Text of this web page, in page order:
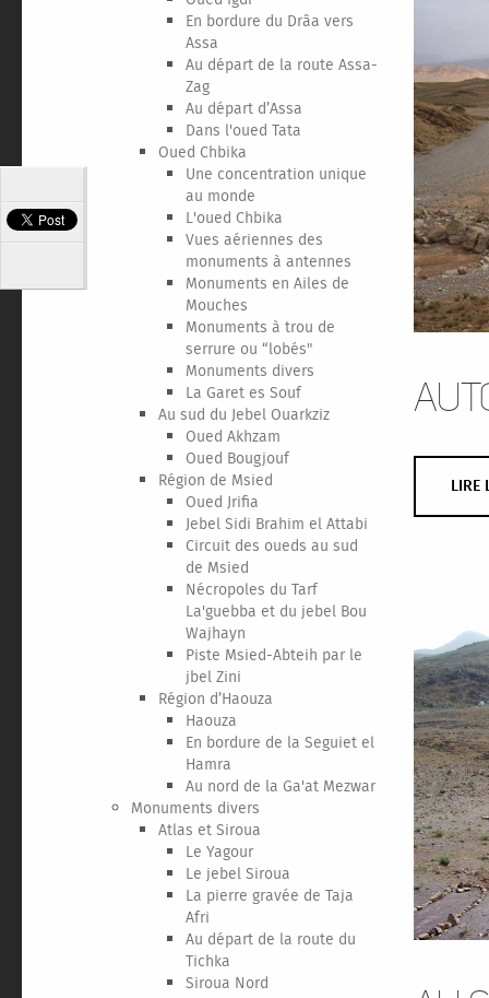
En bordure du Drâa vers
Assa
Au départ de la route Assa-
Zag
Au départ d’Assa
Dans l'oued Tata
Oued Chbika
Une concentration unique
au monde
L'oued Chbika
Vues aériennes des
monuments à antennes
Monuments en Ailes de
Mouches
Monuments à trou de
serrure ou “lobés"
Monuments divers
La Garet es Souf
Au sud du Jebel Ouarkziz
Oued Akhzam
Oued Bougjouf
Région de Msied
Oued Jrifia
Jebel Sidi Brahim el Attabi
Circuit des oueds au sud
de Msied
Nécropoles du Tarf
La'guebba et du jebel Bou
Wajhayn
Piste Msied-Abteih par le
jbel Zini
Région d’Haouza
Haouza
En bordure de la Seguiet el
Hamra
Au nord de la Ga'at Mezwar
Monuments divers
Atlas et Siroua
Le Yagour
Le jebel Siroua
La pierre gravée de Taja
Afri
Au départ de la route du
Tichka
Siroua Nord
LIRE